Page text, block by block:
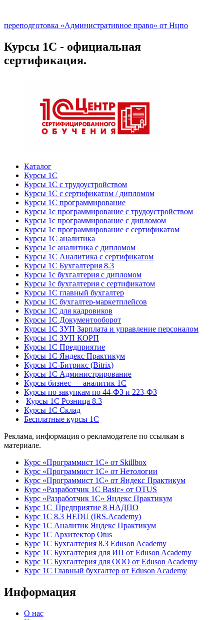
переподготовка «Административное право» от Нцпо
Курсы 1С - официальная
сертификация.
Каталог
Курсы 1С
Курсы 1С с трудоустройством
Курсы 1С с сертификатом / дипломом
Курсы 1С программирование
Курсы 1с программирование с трудоустройством
Курсы 1с программирование с дипломом
Курсы 1с программирование с сертификатом
Курсы 1С аналитика
Курсы 1с аналитика с дипломом
Курсы 1С Аналитика с сертификатом
Курсы 1С Бухгалтерия 8.3
Курсы 1с бухгалтерия с дипломом
Курсы 1с бухгалтерия с сертификатом
Курсы 1С главный бухгалтер
Курсы 1С бухгалтер-маркетплейсов
Курсы 1С для кадровиков
Курсы 1С Документооборот
Курсы 1С ЗУП Зарплата и управление персоналом
Курсы 1С ЗУП КОРП
Курсы 1С Предприятие
Курсы 1С Яндекс Практикум
Курсы 1С-Битрикс (Bitrix)
Курсы 1С Администрирование
Курсы бизнес — аналитик 1С
Курсы по закупкам по 44‑ФЗ и 223‑ФЗ
Курсы 1С Розница 8.3
Курсы 1С Склад
Бесплатные курсы 1С
Реклама, информация о рекламодателе по ссылкам в
материале.
Курс «Программист 1С» от Skillbox
Курс «Программист 1С» от Нетологии
Курс «Программист 1С» от Яндекс Практикум
Курс «Разработчик 1С Basic» от OTUS
Курс «Разработчик 1С» Яндекс Практикум
Курс 1С Предприятие 8 НАДПО
Курс 1С 8.3 HEDU (IRS.Academy)
Курс 1С Аналитик Яндекс Практикум
Курс 1С Архитектор Otus
Курс 1С Бухгалтерия 8.3 Eduson Academy
Курс 1С Бухгалтерия для ИП от Eduson Academy
Курс 1С Бухгалтерия для ООО от Eduson Academy
Курс 1С Главный бухгалтер от Eduson Academy
Информация
О нас